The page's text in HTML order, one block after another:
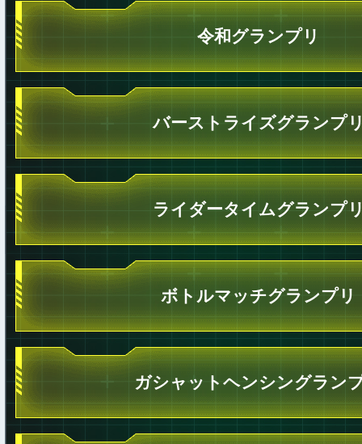
令和グランプリ
バーストライズグランプ
ライダータイムグランプ
ボトルマッチグランプリ
ガシャットヘンシングラン